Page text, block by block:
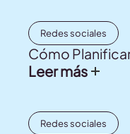
Redes sociales
Cómo
Leer más
Redes sociales